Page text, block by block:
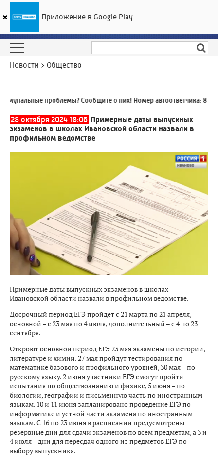
ГТРК «Ивтелерадио»
Новости > Общество
проблемы? Сообщите о них! Номер автоответчика:8
28 октября 2024 18:06 Примерные даты выпускных
экзаменов в школах Ивановской области назвали в
профильном ведомстве
Примерные даты выпускных экзаменов в школах
Ивановской области назвали в профильном ведомстве.
Досрочный период ЕГЭ пройдет с 21 марта по 21 апреля,
основной – с 23 мая по 4 июля, дополнительный – с 4 по 23
сентября.
Откроют основной период ЕГЭ 23 мая экзамены по истории,
литературе и химии. 27 мая пройдут тестирования по
математике базового и профильного уровней, 30 мая – по
русскому языку. 2 июня участники ЕГЭ смогут пройти
испытания по обществознанию и физике, 5 июня – по
биологии, географии и письменную часть по иностранным
языкам. 10 и 11 июня запланировано проведение ЕГЭ по
информатике и устной части экзамена по иностранным
языкам. С 16 по 23 июня в расписании предусмотрены
резервные дни для сдачи экзаменов по всем предметам, а 3 и
4 июля – дни для пересдач одного из предметов ЕГЭ по
выбору выпускника.
Приложение в Google Play